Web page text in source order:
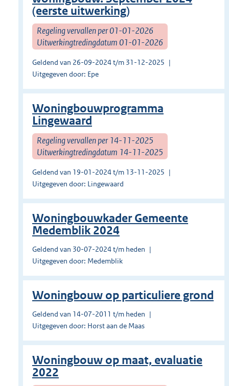
(eerste uitwerking)
Regeling vervallen per 01-01-2026
Uitwerkingtredingdatum 01-01-2026
Geldend van 26-09-2024 t/m 31-12-2025
Uitgegeven door: Epe
Woningbouwprogramma
Lingewaard
Regeling vervallen per 14-11-2025
Uitwerkingtredingdatum 14-11-2025
Geldend van 19-01-2024 t/m 13-11-2025
Uitgegeven door: Lingewaard
Woningbouwkader Gemeente
Medemblik 2024
Geldend van 30-07-2024 t/m heden
Uitgegeven door: Medemblik
Woningbouw op particuliere grond
Geldend van 14-07-2011 t/m heden
Uitgegeven door: Horst aan de Maas
Woningbouw op maat, evaluatie
2022